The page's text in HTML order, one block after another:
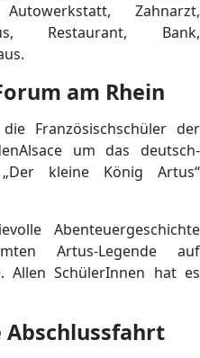
Zahnarzt,
Restaurant, Bank,
am Rhein
Französischschüler der
um das deutsch-
kleine König Artus“
Abenteuergeschichte
Artus-Legende auf
Allen SchülerInnen hat es